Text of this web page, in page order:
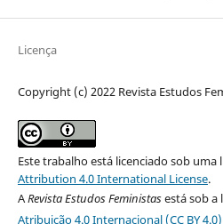
Licença
Copyright (c) 2022 Revista Estudos
Este trabalho está licenciado sob uma
Attribution 4.0 International License.
ARevista Estudos Feministasestá sob a
Atribuição 4.0 Internacional (CC BY 4.0)